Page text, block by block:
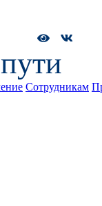
Сотрудникам